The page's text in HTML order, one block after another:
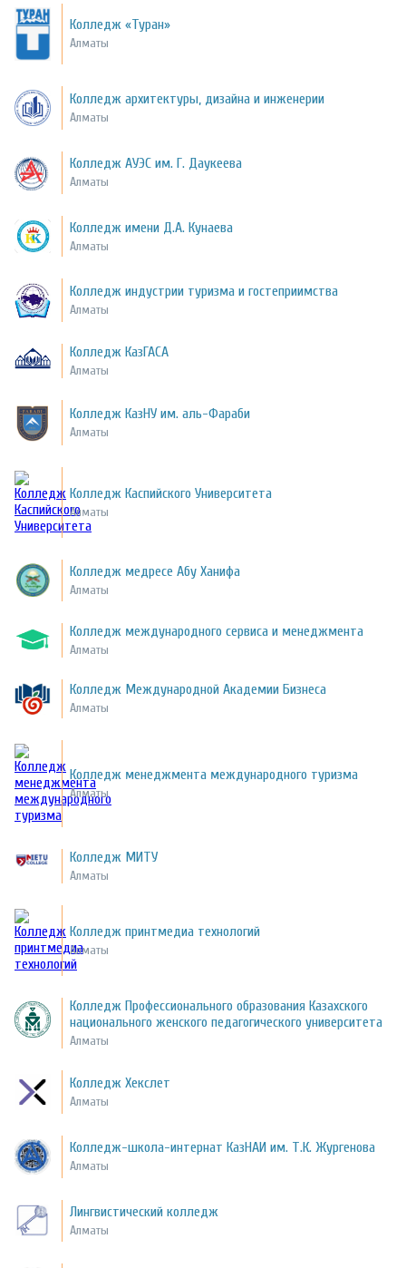
Колледж «Туран»
Алматы
Колледж архитектуры, дизайна и инженерии
Алматы
Колледж АУЭС им. Г. Даукеева
Алматы
Колледж имени Д.А. Кунаева
Алматы
Колледж индустрии туризма и гостеприимства
Алматы
Колледж КазГАСА
Алматы
Колледж КазНУ им. аль-Фараби
Алматы
Колледж Каспийского Университета
Алматы
Колледж медресе Абу Ханифа
Алматы
Колледж международного сервиса и менеджмента
Алматы
Колледж Международной Академии Бизнеса
Алматы
Колледж менеджмента международного туризма
Алматы
Колледж МИТУ
Алматы
Колледж принтмедиа технологий
Алматы
Колледж Профессионального образования Казахского
национального женского педагогического университета
Алматы
Колледж Хекслет
Алматы
Колледж-школа-интернат КазНАИ им. Т.К. Жургенова
Алматы
Лингвистический колледж
Алматы